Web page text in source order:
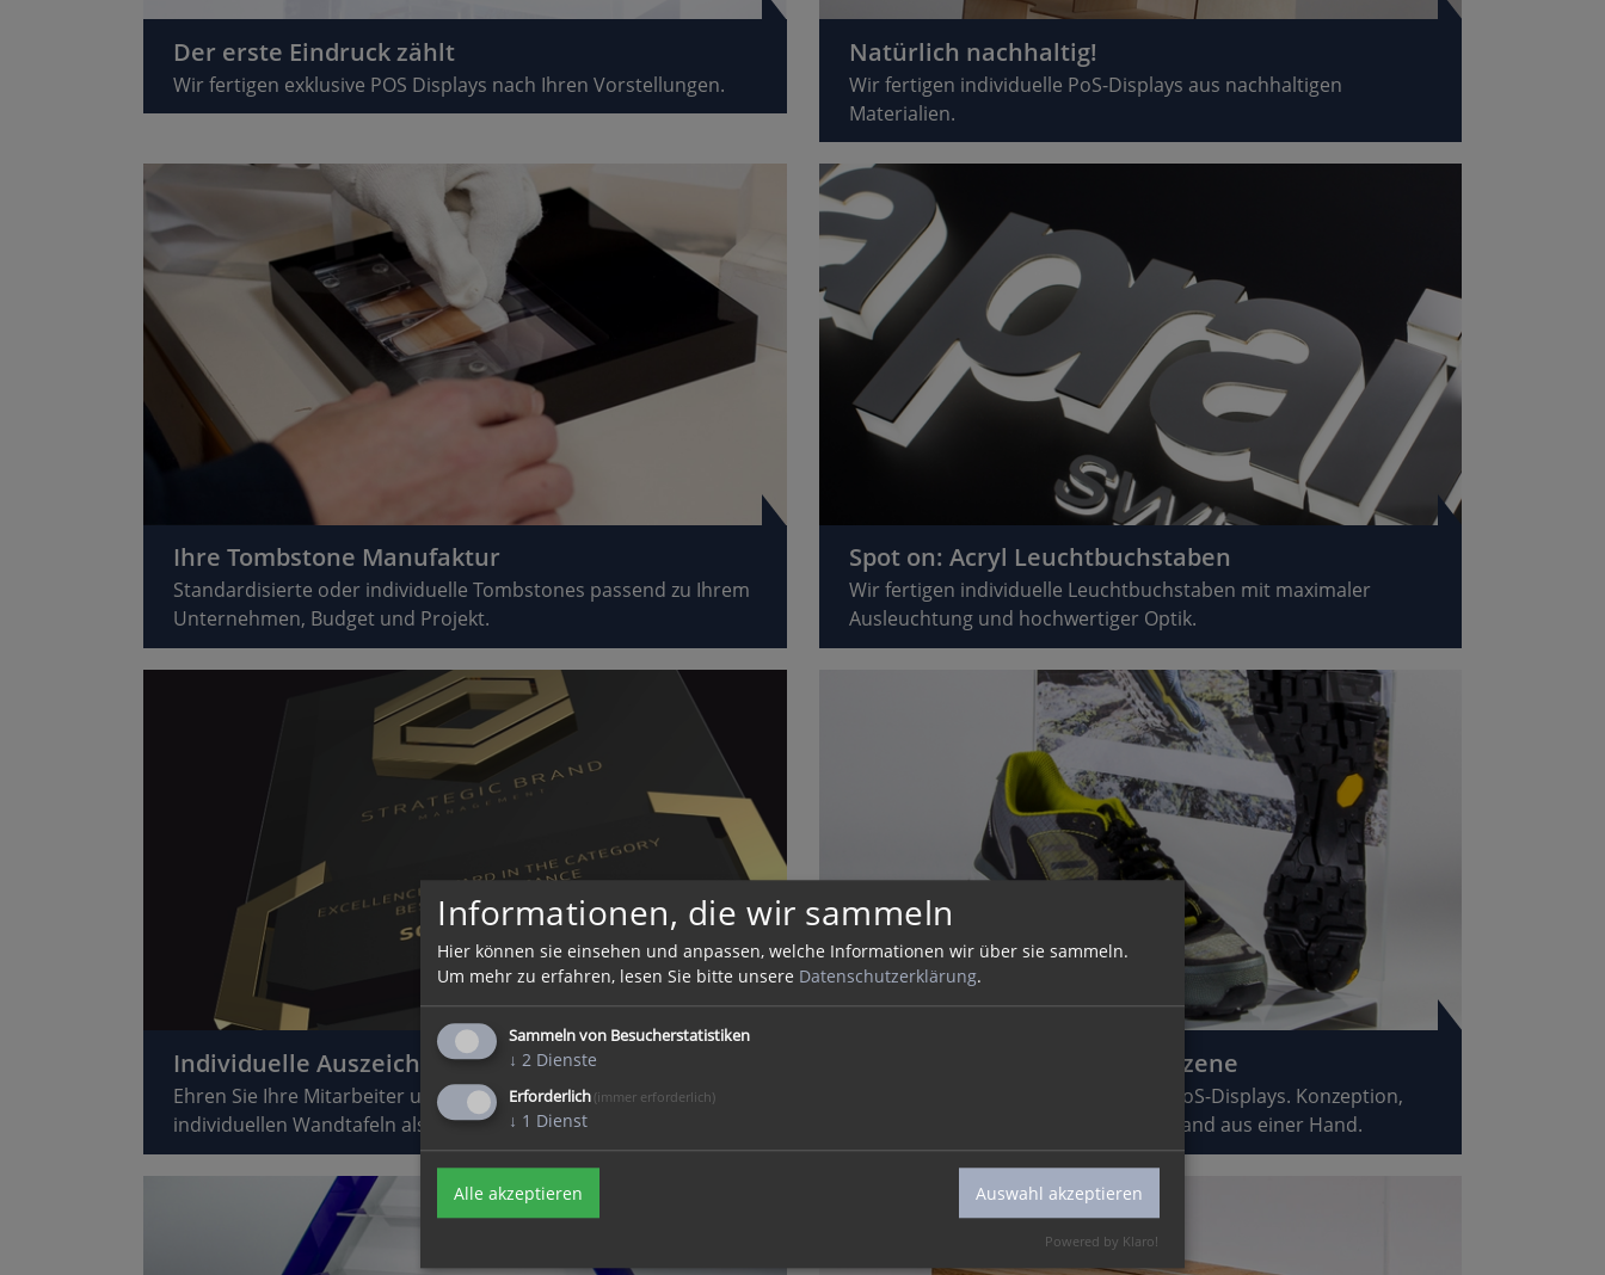
Der erste Eindruck zählt
Wir fertigen exklusive POS Displays nach Ihren Vorstellungen.
Natürlich nachhaltig!
Wir fertigen individuelle PoS-Displays aus nachhaltigen
Materialien.
Ihre Tombstone Manufaktur
Standardisierte oder individuelle Tombstones passend zu Ihrem
Unternehmen, Budget und Projekt.
Spot on: Acryl Leuchtbuchstaben
Wir fertigen individuelle Leuchtbuchstaben mit maximaler
Ausleuchtung und hochwertiger Optik.
Individuelle Auszeichnungen
Ehren Sie Ihre Mitarbeiter und Geschäftspartner mit
individuellen Wandtafeln als Symbol der Wertschätzung.
Setzen Sie Ihre Produkte in Szene
Wir sind Ihr Partner für individuelle PoS-Displays. Konzeption,
Produktion, Konfektionierung & Versand aus einer Hand.
Informationen, die wir sammeln
Hier können sie einsehen und anpassen, welche Informationen wir über sie sammeln.
Um mehr zu erfahren, lesen Sie bitte unsere Datenschutzerklärung.
Sammeln von Besucherstatistiken
↓ 2 Dienste
Erforderlich (immer erforderlich)
↓ 1 Dienst
Auswahl akzeptieren
Alle akzeptieren
Powered by Klaro!